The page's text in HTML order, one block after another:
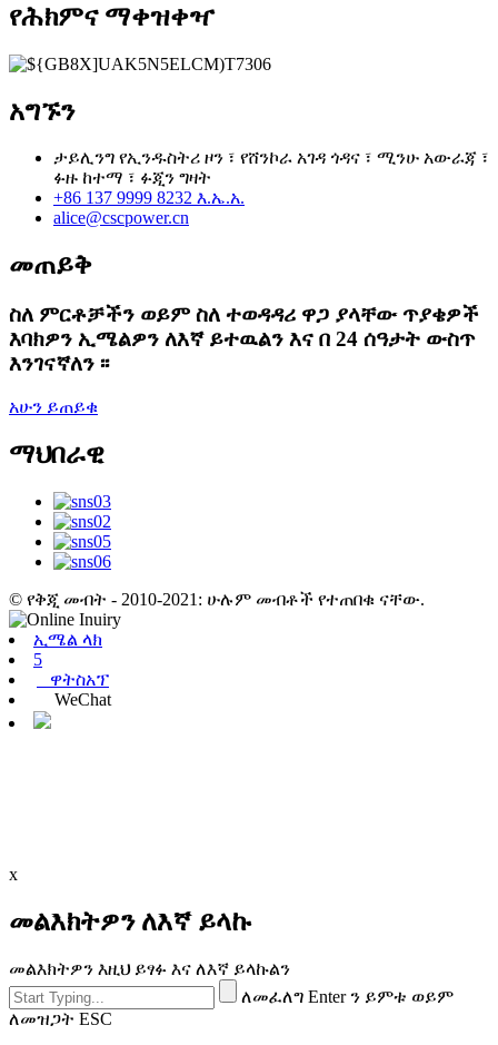
የሕክምና ማቀዝቀዣ
አግኙን
ታይሊንግ የኢንዱስትሪ ዞን ፣ የሸንኮራ አገዳ ጎዳና ፣ ሚንሁ አውራጃ ፣
ፉዙ ከተማ ፣ ፉጂን ግዛት
+86 137 9999 8232 እ.ኤ.አ.
alice@cscpower.cn
መጠይቅ
ስለ ምርቶቻችን ወይም ስለ ተወዳዳሪ ዋጋ ያላቸው ጥያቄዎች
እባክዎን ኢሜልዎን ለእኛ ይተዉልን እና በ 24 ሰዓታት ውስጥ
እንገናኛለን ፡፡
አሁን ይጠይቁ
ማህበራዊ
© የቅጂ መብት - 2010-2021: ሁሉም መብቶች የተጠበቁ ናቸው.
ኢሜል ላክ
5
ዋትስአፕ
WeChat
x
መልእክትዎን ለእኛ ይላኩ
መልእክትዎን እዚህ ይፃፉ እና ለእኛ ይላኩልን
ለመፈለግ Enter ን ይምቱ ወይም
ለመዝጋት ESC